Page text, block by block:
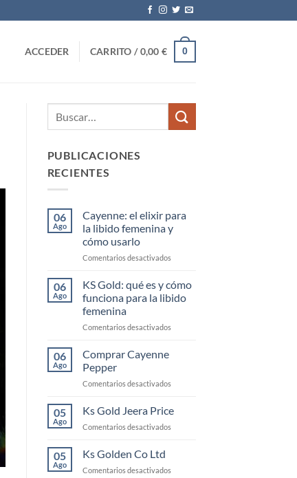
ACCEDER CARRITO /0,00€ 0
PUBLICACIONES
RECIENTES
06
Ago
Cayenne: el elixir para
la libido femenina y
cómo usarlo
Comentarios desactivadosen
el
elixir
para
libido
06
Ago
KS Gold: qué es y cómo
funciona para la libido
femenina
Comentarios desactivadosen
y
funciona
la
06
Ago
Comprar Cayenne
Pepper
Comentarios desactivadosen
Pepper
05
Ago
Ks Gold Jeera Price
Comentarios desactivadosen
Price
05
Ago
Ks Golden Co Ltd
Comentarios desactivadosen